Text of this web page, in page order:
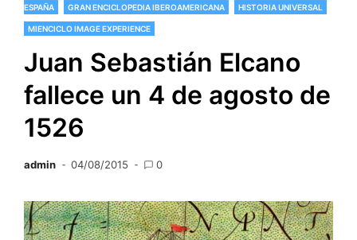
ESPAÑA GRAN ENCICLOPEDIA IBEROAMERICANA HISTORIA UNIVERSAL
MIENCICLO IMAGE EXPERIENCE
Juan Sebastián Elcano
fallece un 4 de agosto de
1526
admin 04/08/2015 0